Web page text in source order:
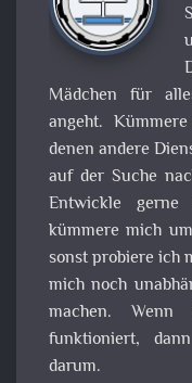
Mädchen für
angeht.
denen andere
auf der Suche
Entwickle
kümmere mich
sonst probiere ich
mich noch
machen.
funktioniert,
darum.